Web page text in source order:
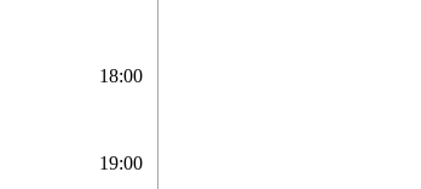
18:00
19:00